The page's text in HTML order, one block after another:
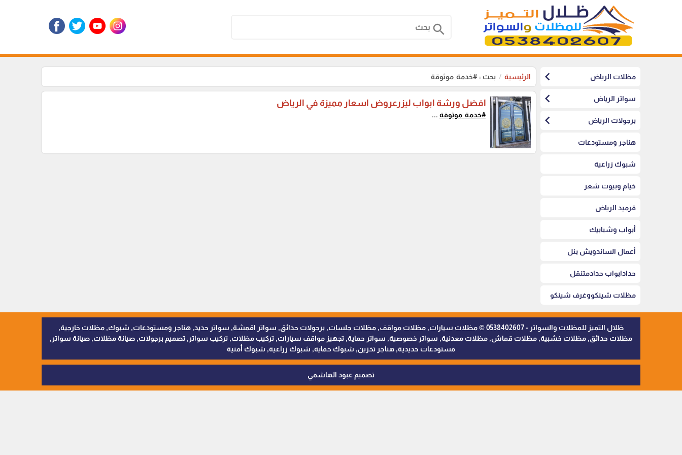
search
مظلات الرياض chevron_left
سواتر الرياض chevron_left
برجولات الرياض chevron_left
هناجر ومستودعات
شبوك زراعية
خيام وبيوت شعر
قرميد الرياض
أبواب وشبابيك
أعمال الساندويش بنل
حدادابواب حدادمتنقل
مظلات شينكووغرف شينكو
الرئيسية بحث : #خدمة_موثوقة
افضل ورشة ابواب ليزرعروض اسعار مميزة في الرياض
#خدمة_موثوقة ...
ظلال التميز للمظلات والسواتر - 0538402607 © مظلات سيارات, مظلات مواقف, مظلات جلسات, برجولات حدائق, سواتر اقمشة, سواتر حديد, هناجر ومستودعات, شبوك, مظلات خارجية,
مظلات حدائق, مظلات خشبية, مظلات قماش, مظلات معدنية, سواتر خصوصية, سواتر حماية, تجهيز مواقف سيارات, تركيب مظلات, تركيب سواتر, تصميم برجولات, صيانة مظلات, صيانة سواتر,
مستودعات حديدية, هناجر تخزين, شبوك حماية, شبوك زراعية, شبوك أمنية
تصميم عبود الهاشمي